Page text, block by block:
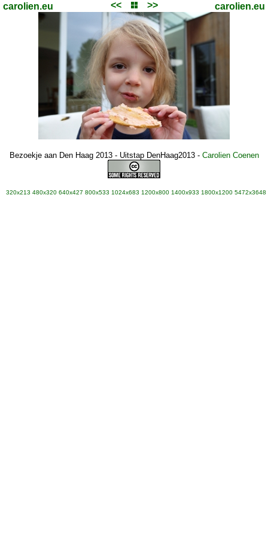
carolien.eu << >> carolien.eu
Bezoekje aan Den Haag 2013 - Uitstap DenHaag2013- Carolien Coenen
320x213 480x320 640x427 800x533 1024x683 1200x800 1400x933 1800x1200 5472x3648